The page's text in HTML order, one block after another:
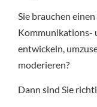
Sie brauchen
Kommunikations-
entwickeln,
moderieren?
Dann sind Sie